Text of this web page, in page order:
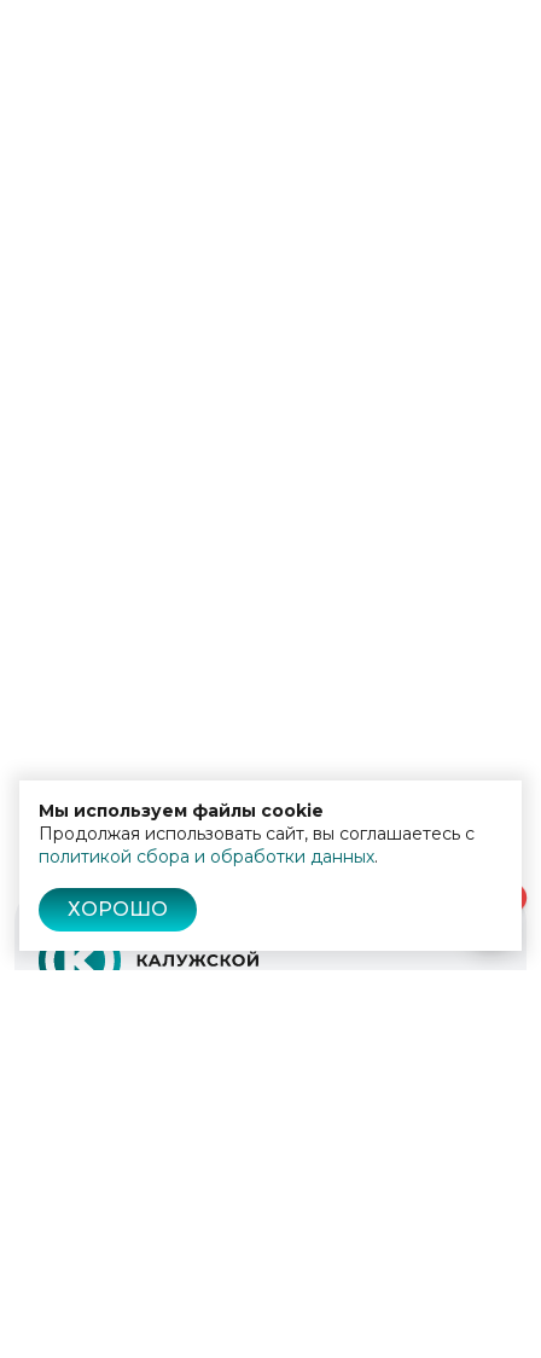
Мы используем файлы cookie
Продолжая использовать сайт, вы соглашаетесь с
политикой сбора и обработки данных.
ХОРОШО